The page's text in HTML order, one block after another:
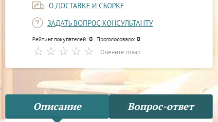
О ДОСТАВКЕ И СБОРКЕ
ЗАДАТЬ ВОПРОС КОНСУЛЬТАНТУ
Рейтинг покупателей:0 . Проголосовало:0
Оцените товар
Описание Вопрос-ответ